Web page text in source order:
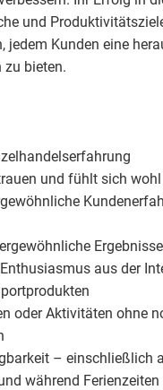
und
jedem Kunden eine
zu bieten.
und fühlt sich
aus der
oder Aktivitäten ohne
– einschließlich
während Ferienzeiten